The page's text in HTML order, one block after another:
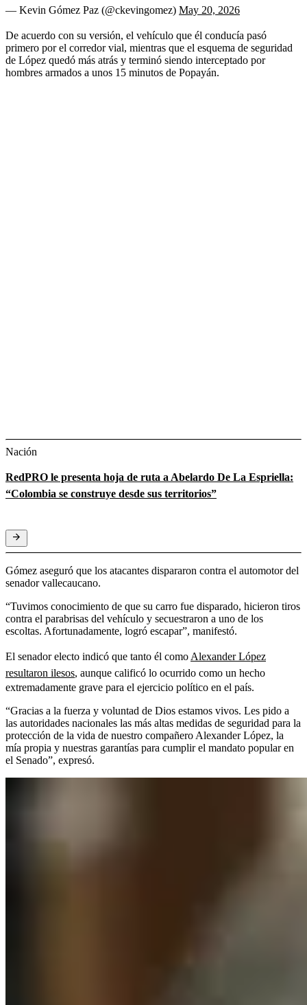
— Kevin Gómez Paz (@ckevingomez) May 20, 2026
De acuerdo con su versión, el vehículo que él conducía pasó
primero por el corredor vial, mientras que el esquema de seguridad
de López quedó más atrás y terminó siendo interceptado por
hombres armados a unos 15 minutos de Popayán.
Nación
RedPRO le presenta hoja de ruta a Abelardo De La Espriella:
“Colombia se construye desde sus territorios”
Gómez aseguró que los atacantes dispararon contra el automotor del
senador vallecaucano.
“Tuvimos conocimiento de que su carro fue disparado, hicieron tiros
contra el parabrisas del vehículo y secuestraron a uno de los
escoltas. Afortunadamente, logró escapar”, manifestó.
El senador electo indicó que tanto él como Alexander López
resultaron ilesos, aunque calificó lo ocurrido como un hecho
extremadamente grave para el ejercicio político en el país.
“Gracias a la fuerza y voluntad de Dios estamos vivos. Les pido a
las autoridades nacionales las más altas medidas de seguridad para la
protección de la vida de nuestro compañero Alexander López, la
mía propia y nuestras garantías para cumplir el mandato popular en
el Senado”, expresó.